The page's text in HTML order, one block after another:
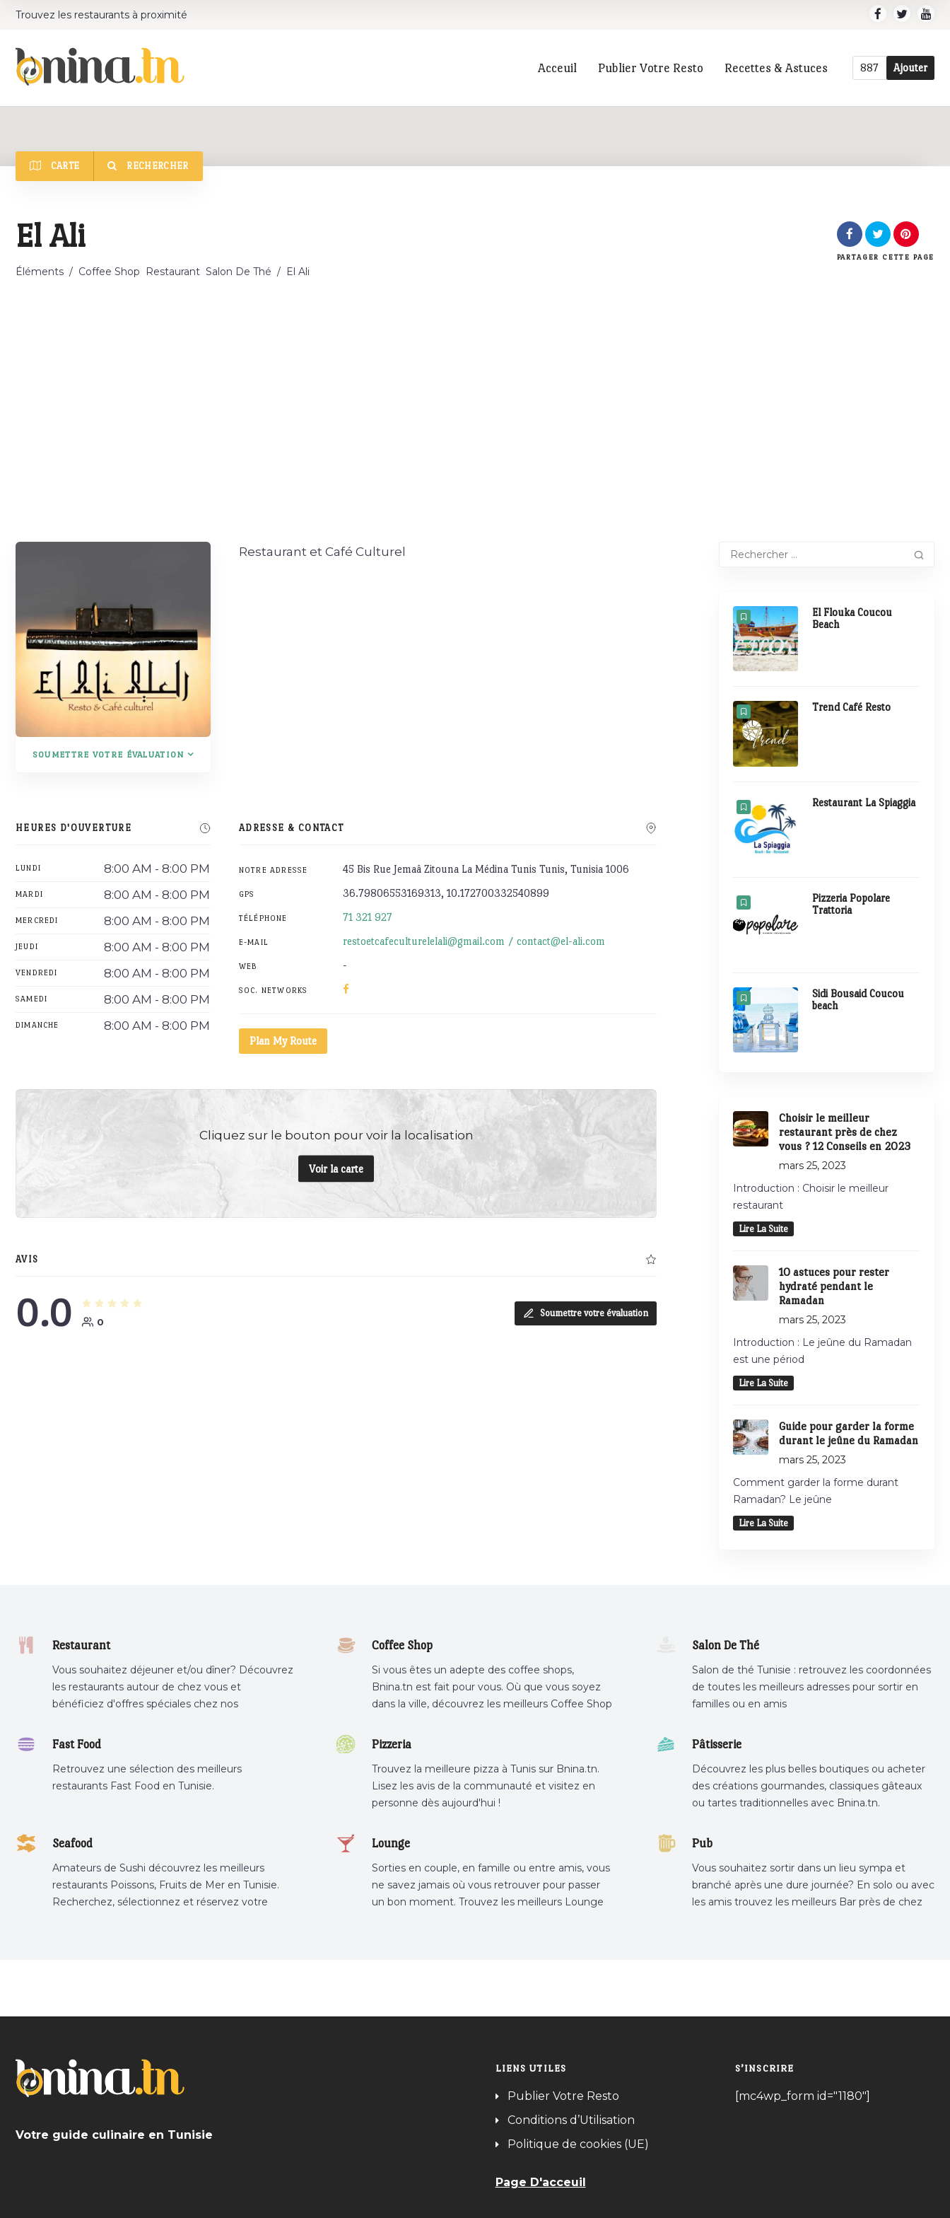
Trouvez les restaurants à proximité
Acceuil Publier Votre Resto Recettes & Astuces 887 Ajouter
CARTE RECHERCHER
El Ali
Éléments / Coffee Shop Restaurant Salon De Thé / El Ali
PARTAGER CETTE PAGE
SOUMETTRE VOTRE ÉVALUATION
Restaurant et Café Culturel
HEURES D'OUVERTURE
LUNDI 8:00 AM - 8:00 PM
MARDI 8:00 AM - 8:00 PM
MERCREDI 8:00 AM - 8:00 PM
JEUDI 8:00 AM - 8:00 PM
VENDREDI 8:00 AM - 8:00 PM
SAMEDI 8:00 AM - 8:00 PM
DIMANCHE 8:00 AM - 8:00 PM
ADRESSE & CONTACT
NOTRE ADRESSE 45 Bis Rue Jemaâ Zitouna La Médina Tunis Tunis, Tunisia 1006
GPS 36.79806553169313, 10.172700332540899
TÉLÉPHONE 71 321 927
E-MAIL restoetcafeculturelelali@gmail.com / contact@el-ali.com
WEB -
SOC. NETWORKS
Plan My Route
Cliquez sur le bouton pour voir la localisation
Voir la carte
AVIS
0.0 0
Soumettre votre évaluation
El Flouka Coucou
Beach
Trend Café Resto
Restaurant La Spiaggia
Pizzeria Popolare
Trattoria
Sidi Bousaid Coucou
beach
Choisir le meilleur
restaurant près de chez
vous ? 12 Conseils en 2023
mars 25, 2023
Introduction : Choisir le meilleur
restaurant
Lire La Suite
10 astuces pour rester
hydraté pendant le
Ramadan
mars 25, 2023
Introduction : Le jeûne du Ramadan
est une périod
Lire La Suite
Guide pour garder la forme
durant le jeûne du Ramadan
mars 25, 2023
Comment garder la forme durant
Ramadan? Le jeûne
Lire La Suite
Restaurant
Vous souhaitez déjeuner et/ou dîner? Découvrez
les restaurants autour de chez vous et
bénéficiez d'offres spéciales chez nos
Coffee Shop
Si vous êtes un adepte des coffee shops,
Bnina.tn est fait pour vous. Où que vous soyez
dans la ville, découvrez les meilleurs Coffee Shop
Salon De Thé
Salon de thé Tunisie : retrouvez les coordonnées
de toutes les meilleurs adresses pour sortir en
familles ou en amis
Fast Food
Retrouvez une sélection des meilleurs
restaurants Fast Food en Tunisie.
Pizzeria
Trouvez la meilleure pizza à Tunis sur Bnina.tn.
Lisez les avis de la communauté et visitez en
personne dès aujourd'hui !
Pâtisserie
Découvrez les plus belles boutiques ou acheter
des créations gourmandes, classiques gâteaux
ou tartes traditionnelles avec Bnina.tn.
tunis, patisserie tunis, pâtisserie sousse .
Seafood
Amateurs de Sushi découvrez les meilleurs
restaurants Poissons, Fruits de Mer en Tunisie.
Recherchez, sélectionnez et réservez votre
Lounge
Sorties en couple, en famille ou entre amis, vous
ne savez jamais où vous retrouver pour passer
un bon moment. Trouvez les meilleurs Lounge
Pub
Vous souhaitez sortir dans un lieu sympa et
branché après une dure journée? En solo ou avec
les amis trouvez les meilleurs Bar près de chez
Votre guide culinaire en Tunisie
LIENS UTILES
Publier Votre Resto
Conditions d’Utilisation
Politique de cookies (UE)
Page D'acceuil
S’INSCRIRE
[mc4wp_form id="1180"]